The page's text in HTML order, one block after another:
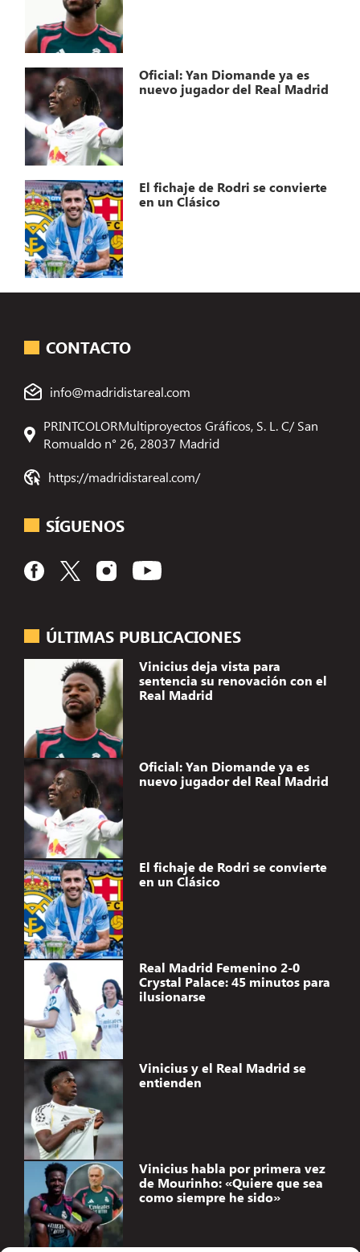
Oficial: Yan Diomande ya es
nuevo jugador del Real Madrid
El fichaje de Rodri se convierte
en un Clásico
ÚLTIMAS PUBLICACIONES
Vinicius deja vista para
sentencia su renovación con el
Real Madrid
Oficial: Yan Diomande ya es
nuevo jugador del Real Madrid
El fichaje de Rodri se convierte
en un Clásico
Real Madrid Femenino 2-0
Crystal Palace: 45 minutos para
ilusionarse
Vinicius y el Real Madrid se
entienden
Vinicius habla por primera vez
de Mourinho: «Quiere que sea
como siempre he sido»
CONTACTO
info@madridistareal.com
PRINTCOLORMultiproyectos Gráficos, S. L. C/ San
Romualdo n° 26, 28037 Madrid
https://madridistareal.com/
SÍGUENOS